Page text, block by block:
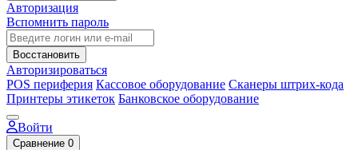
Авторизация
Вспомнить пароль
Восстановить
Авторизироваться
POS периферия Кассовое оборудование Сканеры штрих-кода
Принтеры этикеток Банковское оборудование
Войти
Сравнение 0